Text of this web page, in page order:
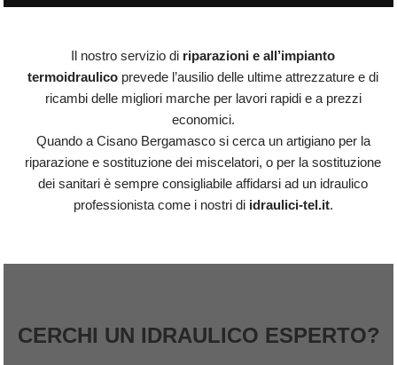
Il nostro servizio di riparazioni e all’impianto
termoidraulico prevede l’ausilio delle ultime attrezzature e di
ricambi delle migliori marche per lavori rapidi e a prezzi
economici.
Quando a Cisano Bergamasco si cerca un artigiano per la
riparazione e sostituzione dei miscelatori, o per la sostituzione
dei sanitari è sempre consigliabile affidarsi ad un idraulico
professionista come i nostri di idraulici-tel.it.
CERCHI UN IDRAULICO ESPERTO?